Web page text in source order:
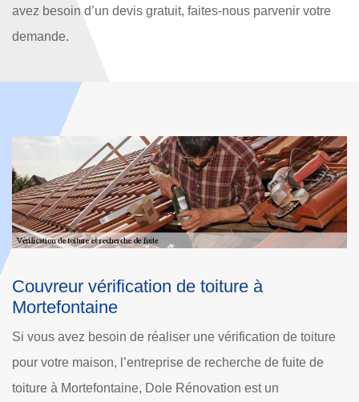
avez besoin d’un devis gratuit, faites-nous parvenir votre
demande.
Couvreur vérification de toiture à
Mortefontaine
Si votre toit a besoin d’une vérification pour la présence
d’éventuelle fuite de toit, {client] est une entreprise
vérification de toiture à Mortefontaine. Notre objectif en tant